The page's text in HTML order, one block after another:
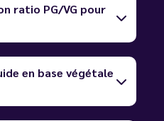
ratio PG/VG pour
en base végétale